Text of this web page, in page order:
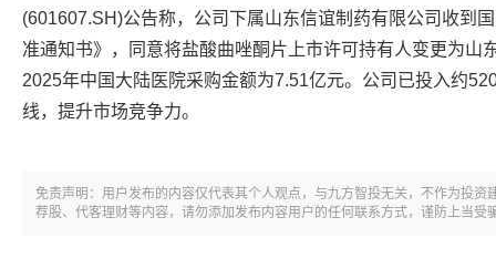
(601607.SH)公告称，公司下属山东信谊制药有限公司收到
准通知书》，同意将盐酸曲唑酮片上市许可持有人变更为山
2025年中国大陆医院采购金额为7.51亿元。公司已投入约
线，提升市场竞争力。
免责声明：用户发布的内容仅代表其个人观点，与九方智投无关，不作为投
荐股、代客理财等内容，请勿添加发布内容用户的任何联系方式，谨防上当受